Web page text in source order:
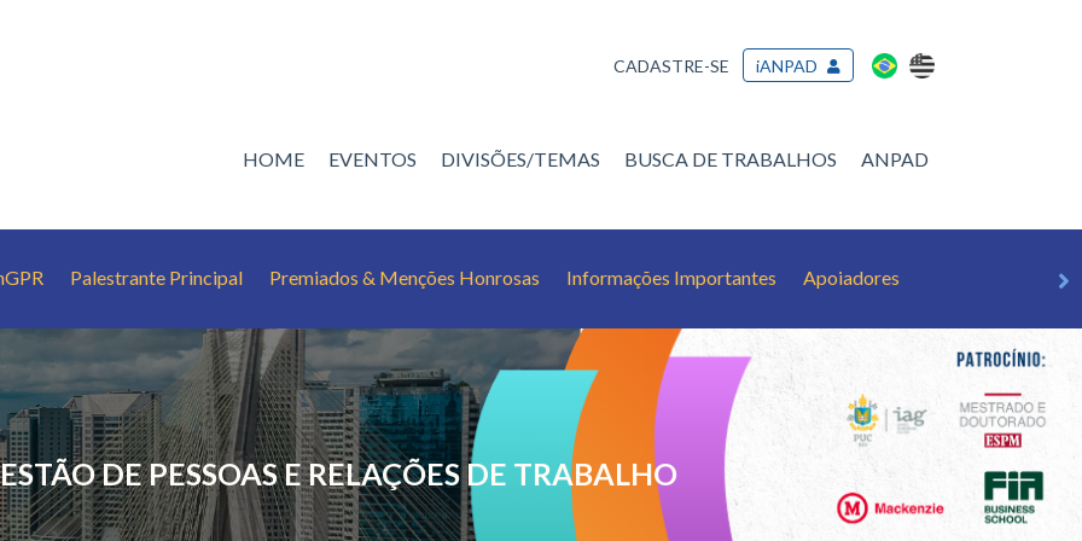
CADASTRE-SE iANPAD
HOME EVENTOS DIVISÕES/TEMAS BUSCA DE TRABALHOS ANPAD
Palestrante Principal Premiados & Menções Honrosas Informações Importantes Apoiadores
DE PESSOAS E RELAÇÕES DE TRABALHO